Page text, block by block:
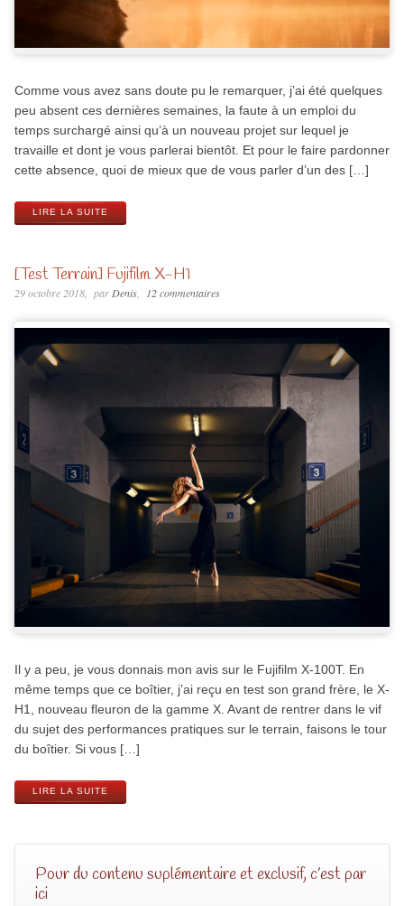
Comme vous avez sans doute pu le remarquer, j’ai été quelques
peu absent ces dernières semaines, la faute à un emploi du
temps surchargé ainsi qu’à un nouveau projet sur lequel je
travaille et dont je vous parlerai bientôt. Et pour le faire pardonner
cette absence, quoi de mieux que de vous parler d’un des […]
LIRE LA SUITE
[Test Terrain] Fujifilm X-H1
29 octobre 2018 par Denis 12 commentaires
Il y a peu, je vous donnais mon avis sur le Fujifilm X-100T. En
même temps que ce boîtier, j’ai reçu en test son grand frère, le X-
H1, nouveau fleuron de la gamme X. Avant de rentrer dans le vif
du sujet des performances pratiques sur le terrain, faisons le tour
du boîtier. Si vous […]
LIRE LA SUITE
Pour du contenu suplémentaire et exclusif, c’est par
ici